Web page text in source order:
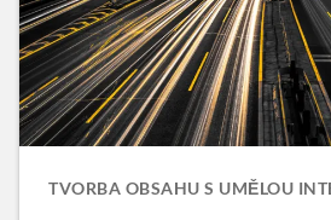
TVORBA OBSAHU S UMĚLOU